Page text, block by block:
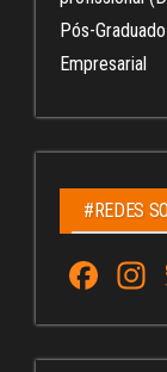
Pós-
Empresarial
#REDES
Fa
ce
bo